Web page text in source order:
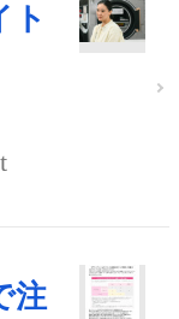
ト
注